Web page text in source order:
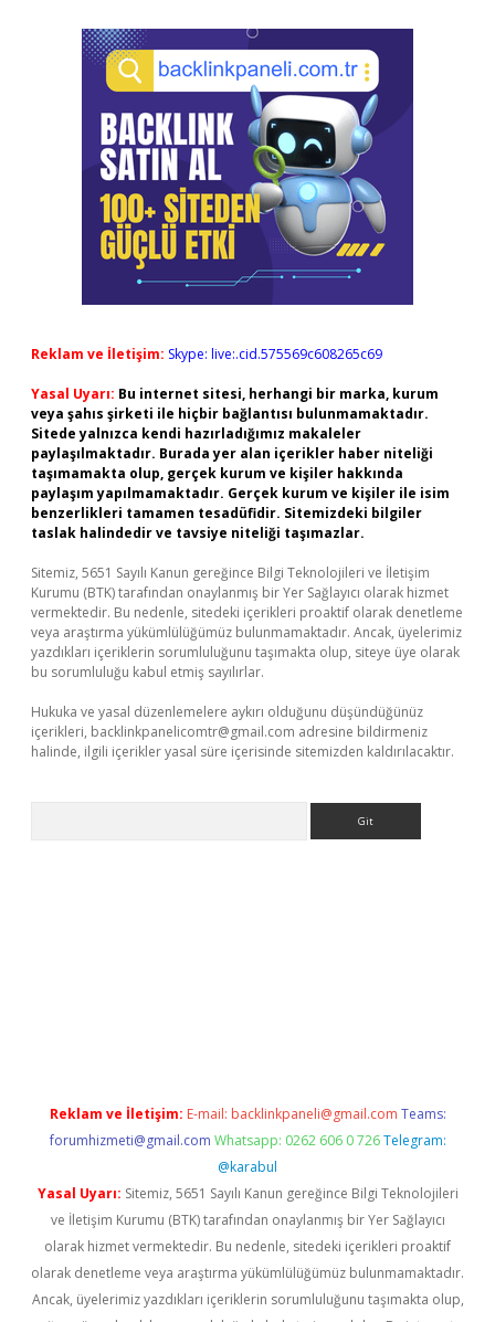
Reklam ve İletişim: Skype: live:.cid.575569c608265c69
Yasal Uyarı: Bu internet sitesi, herhangi bir marka, kurum
veya şahıs şirketi ile hiçbir bağlantısı bulunmamaktadır.
Sitede yalnızca kendi hazırladığımız makaleler
paylaşılmaktadır. Burada yer alan içerikler haber niteliği
taşımamakta olup, gerçek kurum ve kişiler hakkında
paylaşım yapılmamaktadır. Gerçek kurum ve kişiler ile isim
benzerlikleri tamamen tesadüfidir. Sitemizdeki bilgiler
taslak halindedir ve tavsiye niteliği taşımazlar.
Sitemiz, 5651 Sayılı Kanun gereğince Bilgi Teknolojileri ve İletişim
Kurumu (BTK) tarafından onaylanmış bir Yer Sağlayıcı olarak hizmet
vermektedir. Bu nedenle, sitedeki içerikleri proaktif olarak denetleme
veya araştırma yükümlülüğümüz bulunmamaktadır. Ancak, üyelerimiz
yazdıkları içeriklerin sorumluluğunu taşımakta olup, siteye üye olarak
bu sorumluluğu kabul etmiş sayılırlar.
Hukuka ve yasal düzenlemelere aykırı olduğunu düşündüğünüz
içerikleri, backlinkpanelicomtr@gmail.com adresine bildirmeniz
halinde, ilgili içerikler yasal süre içerisinde sitemizden kaldırılacaktır.
Reklam ve İletişim: E-mail: backlinkpaneli@gmail.com Teams:
forumhizmeti@gmail.com Whatsapp: 0262 606 0 726 Telegram:
@karabul
Yasal Uyarı: Sitemiz, 5651 Sayılı Kanun gereğince Bilgi Teknolojileri
ve İletişim Kurumu (BTK) tarafından onaylanmış bir Yer Sağlayıcı
olarak hizmet vermektedir. Bu nedenle, sitedeki içerikleri proaktif
olarak denetleme veya araştırma yükümlülüğümüz bulunmamaktadır.
Ancak, üyelerimiz yazdıkları içeriklerin sorumluluğunu taşımakta olup,